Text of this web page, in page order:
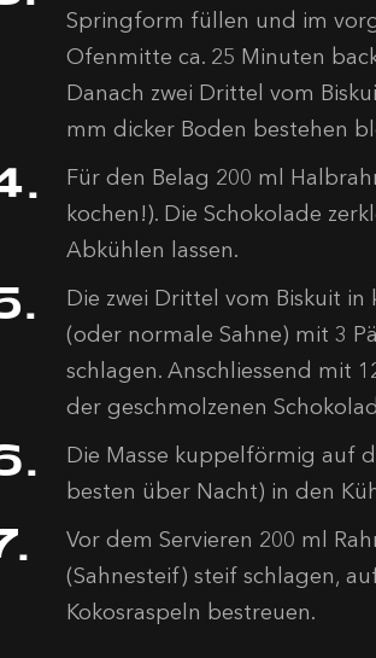
Springform füllen und im
Ofenmitte ca. 25 Minuten
Danach zwei Drittel vom
mm dicker Boden bestehen
Für den Belag 200 ml
kochen!). Die Schokolade
Abkühlen lassen.
Die zwei Drittel vom Biskuit in
(oder normale Sahne) mit 3
schlagen. Anschliessend mit
der geschmolzenen
Die Masse kuppelförmig auf
besten über Nacht) in den
Vor dem Servieren 200 ml
(Sahnesteif) steif schlagen,
Kokosraspeln bestreuen.